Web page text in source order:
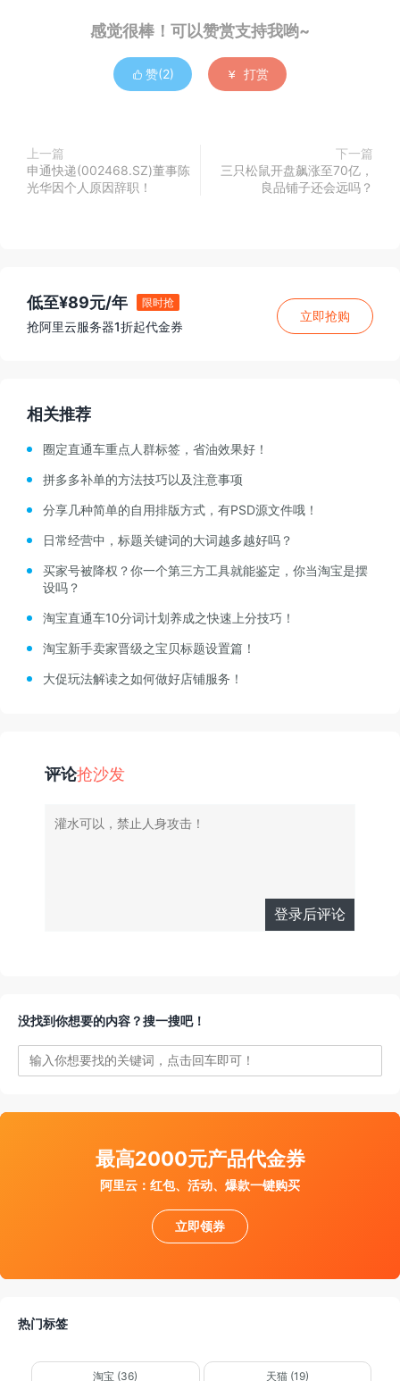
感觉很棒！可以赞赏支持我哟~
 赞(2)  打赏
上一篇
申通快递(002468.SZ)董事陈
光华因个人原因辞职！
下一篇
三只松鼠开盘飙涨至70亿，
良品铺子还会远吗？
低至¥89元/年 限时抢
抢阿里云服务器1折起代金券
立即抢购
相关推荐
圈定直通车重点人群标签，省油效果好！
拼多多补单的方法技巧以及注意事项
分享几种简单的自用排版方式，有PSD源文件哦！
日常经营中，标题关键词的大词越多越好吗？
买家号被降权？你一个第三方工具就能鉴定，你当淘宝是摆
设吗？
淘宝直通车10分词计划养成之快速上分技巧！
淘宝新手卖家晋级之宝贝标题设置篇！
大促玩法解读之如何做好店铺服务！
评论抢沙发
登录后评论
没找到你想要的内容？搜一搜吧！
最高2000元产品代金券
阿里云：红包、活动、爆款一键购买
立即领券
热门标签
淘宝 (36) 天猫 (19)